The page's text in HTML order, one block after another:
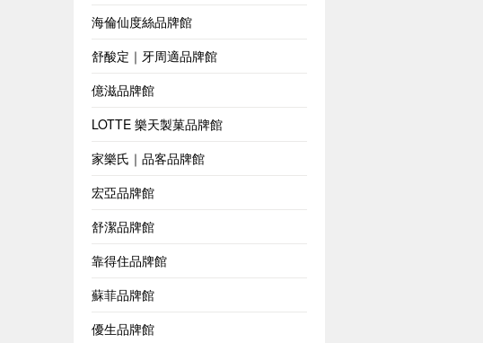
海倫仙度絲品牌館
舒酸定｜牙周適品牌館
億滋品牌館
LOTTE 樂天製菓品牌館
家樂氏｜品客品牌館
宏亞品牌館
舒潔品牌館
靠得住品牌館
蘇菲品牌館
優生品牌館